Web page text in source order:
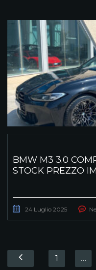
BMW M3 3.0
STOCK PREZZO
24 Luglio 2025
1 …